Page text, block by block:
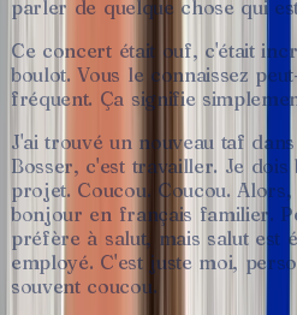
parler de quelque chose qui
Ce concert était ouf, c'était
boulot. Vous le connaissez
fréquent. Ça signifie
J'ai trouvé un nouveau taf dans
Bosser, c'est travailler. Je dois
projet. Coucou. Coucou. Alors,
bonjour en français familier.
préfère à salut, mais salut est
employé. C'est juste moi,
souvent coucou.